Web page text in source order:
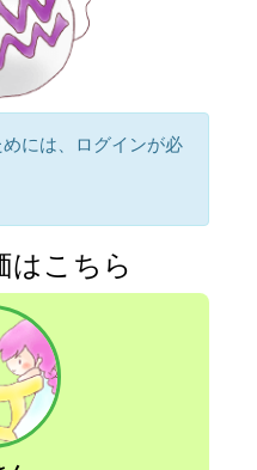
には、ログインが必
はこちら